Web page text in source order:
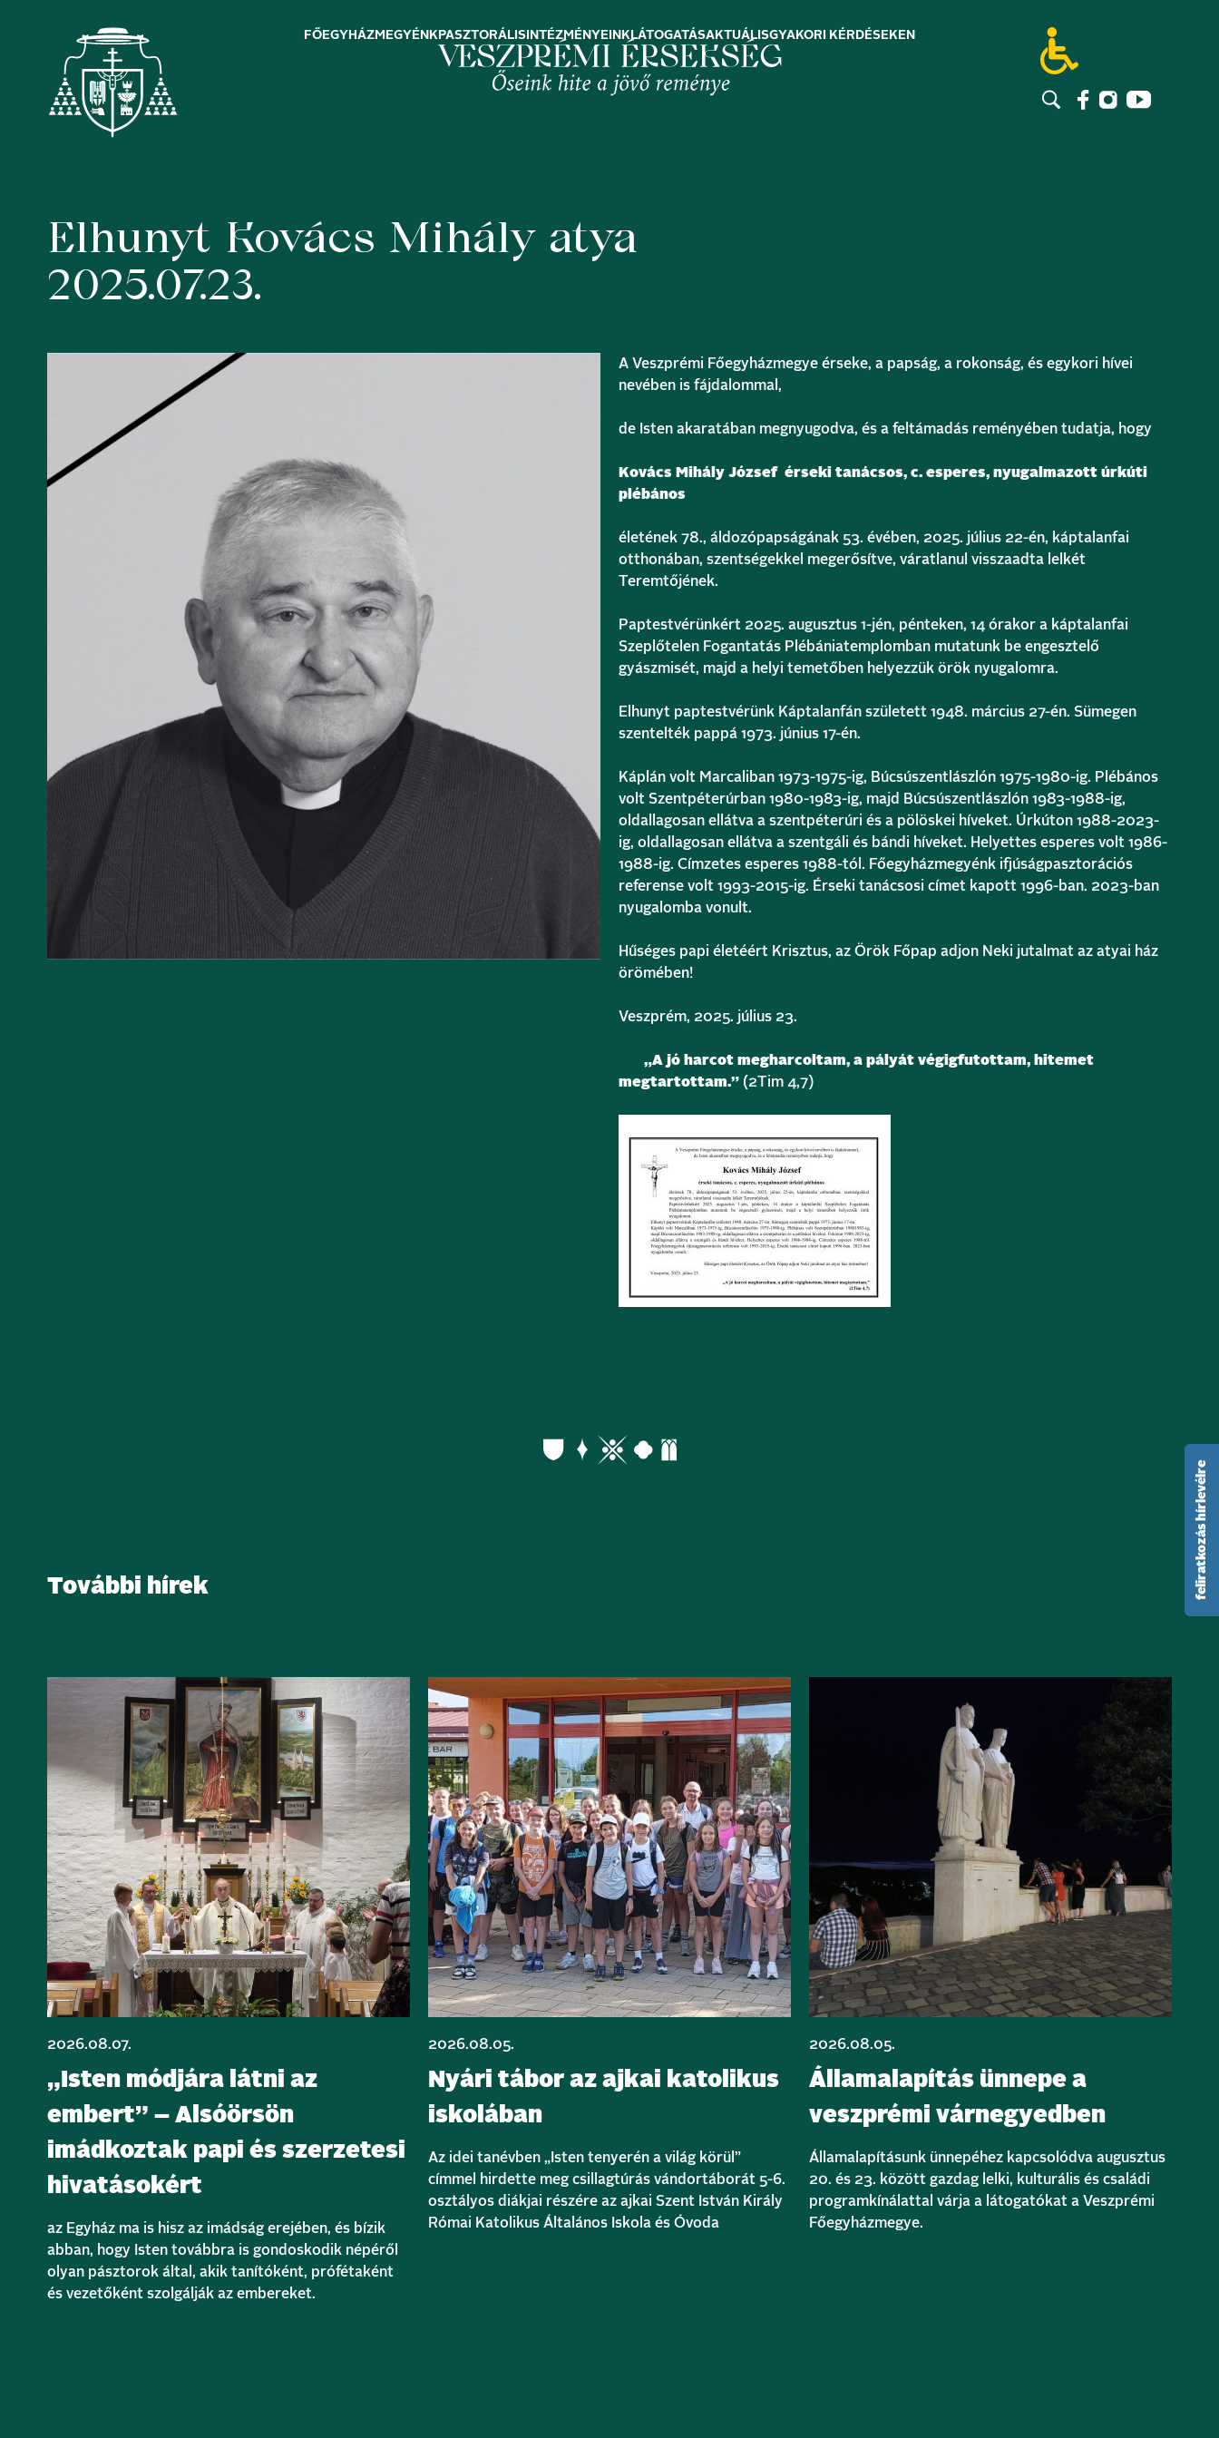
FŐEGYHÁZMEGYÉNK PASZTORÁLIS INTÉZMÉNYEINK LÁTOGATÁSAKTUÁLISGYAKORI KÉRDÉSEK EN
Elhunyt Kovács Mihály atya
2025.07.23.
A Veszprémi Főegyházmegye érseke, a papság, a rokonság, és egykori hívei
nevében is fájdalommal,
de Isten akaratában megnyugodva, és a feltámadás reményében tudatja, hogy
Kovács Mihály József érseki tanácsos, c. esperes, nyugalmazott úrkúti
plébános
életének 78., áldozópapságának 53. évében, 2025. július 22-én, káptalanfai
otthonában, szentségekkel megerősítve, váratlanul visszaadta lelkét
Teremtőjének.
Paptestvérünkért 2025. augusztus 1-jén, pénteken, 14 órakor a káptalanfai
Szeplőtelen Fogantatás Plébániatemplomban mutatunk be engesztelő
gyászmisét, majd a helyi temetőben helyezzük örök nyugalomra.
Elhunyt paptestvérünk Káptalanfán született 1948. március 27-én. Sümegen
szentelték pappá 1973. június 17-én.
Káplán volt Marcaliban 1973-1975-ig, Búcsúszentlászlón 1975-1980-ig. Plébános
volt Szentpéterúrban 1980-1983-ig, majd Búcsúszentlászlón 1983-1988-ig,
oldallagosan ellátva a szentpéterúri és a pölöskei híveket. Úrkúton 1988-2023-
ig, oldallagosan ellátva a szentgáli és bándi híveket. Helyettes esperes volt 1986-
1988-ig. Címzetes esperes 1988-tól. Főegyházmegyénk ifjúságpasztorációs
referense volt 1993-2015-ig. Érseki tanácsosi címet kapott 1996-ban. 2023-ban
nyugalomba vonult.
Hűséges papi életéért Krisztus, az Örök Főpap adjon Neki jutalmat az atyai ház
örömében!
Veszprém, 2025. július 23.
„A jó harcot megharcoltam, a pályát végigfutottam, hitemet
megtartottam.” (2Tim 4,7)
További hírek
2026.08.07.
„Isten módjára látni az
embert” – Alsóörsön
imádkoztak papi és szerzetesi
hivatásokért
az Egyház ma is hisz az imádság erejében, és bízik
abban, hogy Isten továbbra is gondoskodik népéről
olyan pásztorok által, akik tanítóként, prófétaként
és vezetőként szolgálják az embereket.
2026.08.05.
Nyári tábor az ajkai katolikus
iskolában
Az idei tanévben „Isten tenyerén a világ körül”
címmel hirdette meg csillagtúrás vándortáborát 5-6.
osztályos diákjai részére az ajkai Szent István Király
Római Katolikus Általános Iskola és Óvoda
2026.08.05.
Államalapítás ünnepe a
veszprémi várnegyedben
Államalapításunk ünnepéhez kapcsolódva augusztus
20. és 23. között gazdag lelki, kulturális és családi
programkínálattal várja a látogatókat a Veszprémi
Főegyházmegye.
feliratkozás hírlevélre